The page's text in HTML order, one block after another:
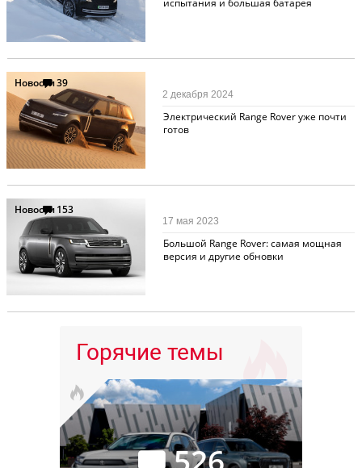
испытания и большая батарея
Новости39
Электрический Range Rover уже почти
готов
2 декабря 2024
Новости153
Большой Range Rover: самая мощная
версия и другие обновки
17 мая 2023
Горячие темы